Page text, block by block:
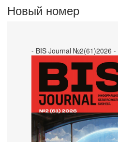
Новый номер
- BIS Journal №2(61)2026 -